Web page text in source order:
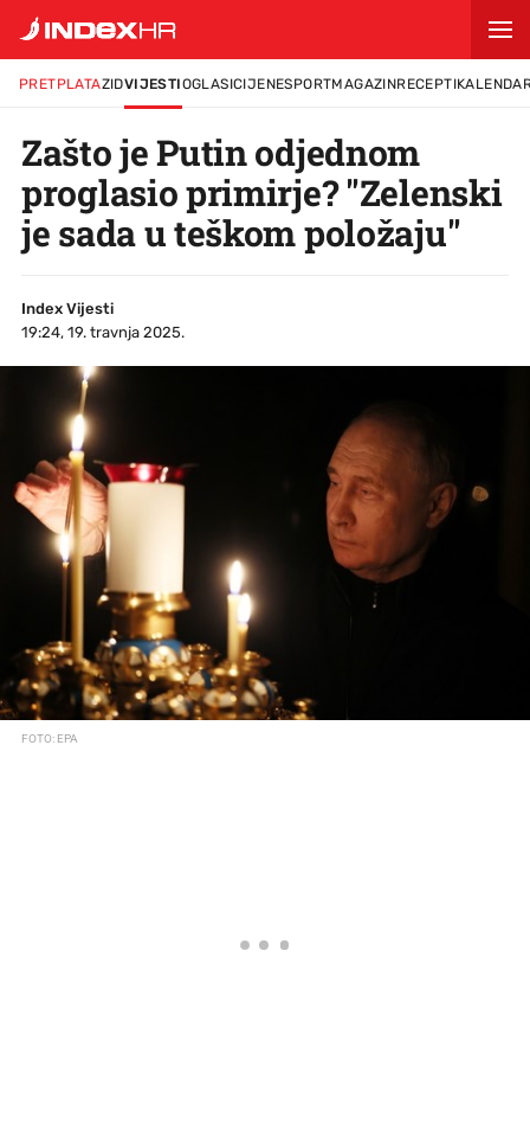
PRETPLATAZIDVIJESTIOGLASICIJENESPORTMAGAZINRECEPTI
Zašto je Putin odjednom
proglasio primirje? "Zelenski
je sada u teškom položaju"
Index Vijesti
19:24, 19. travnja 2025.
FOTO: EPA